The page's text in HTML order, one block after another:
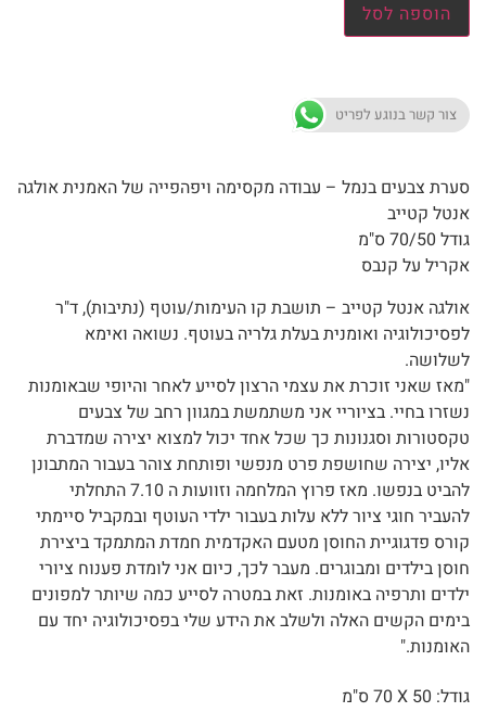
הוספה לסל
צור קשר בנוגע לפריט
סערת צבעים בנמל – עבודה מקסימה ויפהפייה של האמנית אולגה
אנטל קטייב
גודל 70/50 ס"מ
אקריל על קנבס
אולגה אנטל קטייב – תושבת קו העימות/עוטף (נתיבות), ד"ר
לפסיכולוגיה ואומנית בעלת גלריה בעוטף. נשואה ואימא
לשלושה.
"מאז שאני זוכרת את עצמי הרצון לסייע לאחר והיופי שבאומנות
נשזרו בחיי. בציוריי אני משתמשת במגוון רחב של צבעים
טקסטורות וסגנונות כך שכל אחד יכול למצוא יצירה שמדברת
אליו, יצירה שחושפת פרט מנפשי ופותחת צוהר בעבור המתבונן
להביט בנפשו. מאז פרוץ המלחמה וזוועות ה 7.10 התחלתי
להעביר חוגי ציור ללא עלות בעבור ילדי העוטף ובמקביל סיימתי
קורס פדגוגיית החוסן מטעם האקדמית חמדת המתמקד ביצירת
חוסן בילדים ומבוגרים. מעבר לכך, כיום אני לומדת פענוח ציורי
ילדים ותרפיה באומנות. זאת במטרה לסייע כמה שיותר למפונים
בימים הקשים האלה ולשלב את הידע שלי בפסיכולוגיה יחד עם
האומנות."
גודל: 50 X
70 ס"מ